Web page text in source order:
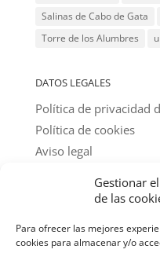
Gestionar
de las
Para ofrecer las mejores
cookies para almacenar y/o
Salinas de Cabo de Gata
Torre de los Alumbres
DATOS LEGALES
Política de privacidad
Política de cookies
Aviso legal
@ textos y fotos: